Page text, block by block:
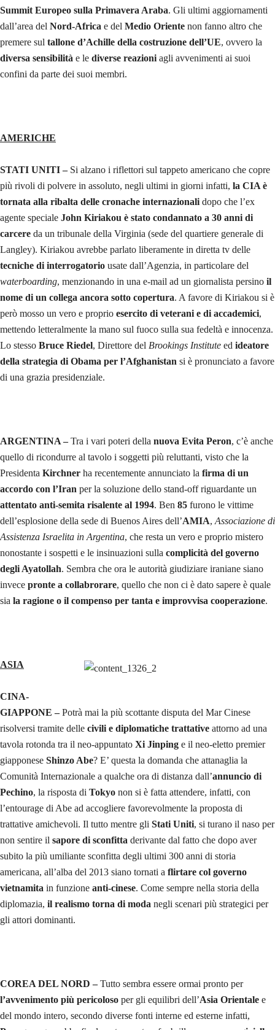
Summit Europeo sulla Primavera Araba. Gli ultimi aggiornamenti
dall’area del Nord-Africa e del Medio Oriente non fanno altro che
premere sul tallone d’Achille della costruzione dell’UE, ovvero la
diversa sensibilità e le diverse reazioni agli avvenimenti ai suoi
confini da parte dei suoi membri.
AMERICHE
STATI UNITI – Si alzano i riflettori sul tappeto americano che copre
più rivoli di polvere in assoluto, negli ultimi in giorni infatti, la CIA è
tornata alla ribalta delle cronache internazionali dopo che l’ex
agente speciale John Kiriakou è stato condannato a 30 anni di
carcere da un tribunale della Virginia (sede del quartiere generale di
Langley). Kiriakou avrebbe parlato liberamente in diretta tv delle
tecniche di interrogatorio usate dall’Agenzia, in particolare del
waterboarding, menzionando in una e-mail ad un giornalista persino il
nome di un collega ancora sotto copertura. A favore di Kiriakou si è
però mosso un vero e proprio esercito di veterani e di accademici,
mettendo letteralmente la mano sul fuoco sulla sua fedeltà e innocenza.
Lo stesso Bruce Riedel, Direttore del Brookings Institute ed ideatore
della strategia di Obama per l’Afghanistan si è pronunciato a favore
di una grazia presidenziale.
ARGENTINA –Tra i vari poteri della nuova Evita Peron, c’è anche
quello di ricondurre al tavolo i soggetti più reluttanti, visto che la
Presidenta Kirchner ha recentemente annunciato la firma di un
accordo con l’Iran per la soluzione dello stand-off riguardante un
attentato anti-semita risalente al 1994. Ben 85 furono le vittime
dell’esplosione della sede di Buenos Aires dell’AMIA, Associazione di
Assistenza Israelita in Argentina, che resta un vero e proprio mistero
nonostante i sospetti e le insinuazioni sulla complicità del governo
degli Ayatollah. Sembra che ora le autorità giudiziare iraniane siano
invece pronte a collabrorare, quello che non ci è dato sapere è quale
sia la ragione o il compenso per tanta e improvvisa cooperazione.
ASIA
CINA-
GIAPPONE –Potrà mai la più scottante disputa del Mar Cinese
risolversi tramite delle civili e diplomatiche trattative attorno ad una
tavola rotonda tra il neo-appuntato Xi Jinping e il neo-eletto premier
giapponese Shinzo Abe? E’ questa la domanda che attanaglia la
Comunità Internazionale a qualche ora di distanza dall’annuncio di
Pechino, la risposta di Tokyo non si è fatta attendere, infatti, con
l’entourage di Abe ad accogliere favorevolmente la proposta di
trattative amichevoli. Il tutto mentre gli Stati Uniti, si turano il naso per
non sentire il sapore di sconfitta derivante dal fatto che dopo aver
subito la più umiliante sconfitta degli ultimi 300 anni di storia
americana, all’alba del 2013 siano tornati a flirtare col governo
vietnamita in funzione anti-cinese. Come sempre nella storia della
diplomazia, il realismo torna di moda negli scenari più strategici per
gli attori dominanti.
COREA DEL NORD –Tutto sembra essere ormai pronto per
l’avvenimento più pericoloso per gli equilibri dell’Asia Orientale e
del mondo intero, secondo diverse fonti interne ed esterne infatti,